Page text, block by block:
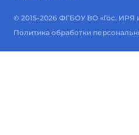
© 2015-2026 ФГБОУ ВО «Гос. ИРЯ
Политика обработки